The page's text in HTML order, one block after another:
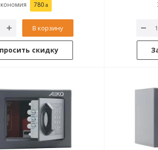
780
В корзину
скидку